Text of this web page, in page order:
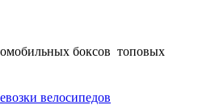
боксов топовых
велосипедов